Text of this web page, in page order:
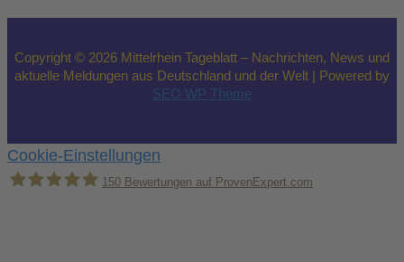
Copyright © 2026 Mittelrhein Tageblatt – Nachrichten, News und
aktuelle Meldungen aus Deutschland und der Welt | Powered by
SEO WP Theme
Cookie-Einstellungen
150 Bewertungen auf ProvenExpert.com